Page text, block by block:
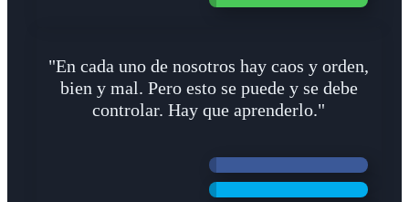
"En cada uno de nosotros hay caos y orden,
bien y mal. Pero esto se puede y se debe
controlar. Hay que aprenderlo."